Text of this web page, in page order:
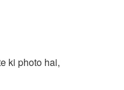
ki photo hai,